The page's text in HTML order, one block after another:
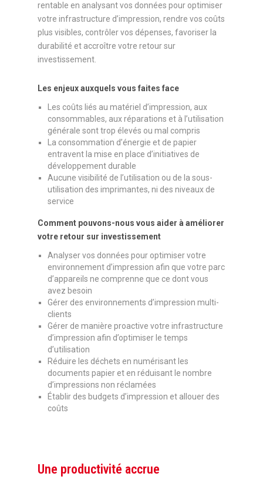
rentable en analysant vos données pour optimiser
votre infrastructure d’impression, rendre vos coûts
plus visibles, contrôler vos dépenses, favoriser la
durabilité et accroître votre retour sur
investissement.
Les enjeux auxquels vous faites face
Les coûts liés au matériel d’impression, aux
consommables, aux réparations et à l’utilisation
générale sont trop élevés ou mal compris
La consommation d’énergie et de papier
entravent la mise en place d’initiatives de
développement durable
Aucune visibilité de l’utilisation ou de la sous-
utilisation des imprimantes, ni des niveaux de
service
Comment pouvons-nous vous aider à améliorer
votre retour sur investissement
Analyser vos données pour optimiser votre
environnement d’impression afin que votre parc
d’appareils ne comprenne que ce dont vous
avez besoin
Gérer des environnements d’impression multi-
clients
Gérer de manière proactive votre infrastructure
d’impression afin d’optimiser le temps
d’utilisation
Réduire les déchets en numérisant les
documents papier et en réduisant le nombre
d’impressions non réclamées
Établir des budgets d’impression et allouer des
coûts
Une productivité accrue